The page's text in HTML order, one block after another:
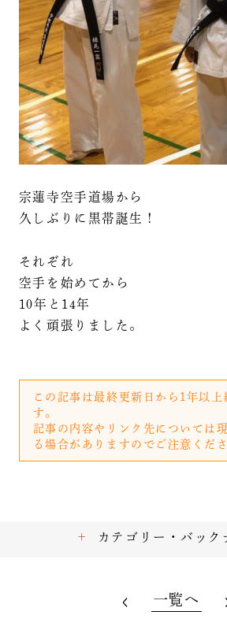
宗蓮寺空手道場から
久しぶりに黒帯誕生！
それぞれ
空手を始めてから
10年と14年
よく頑張りました。
この記事は最終更新日から1年以上
す。
記事の内容やリンク先については
る場合がありますのでご注意くださ
カテゴリー・バック
一覧へ